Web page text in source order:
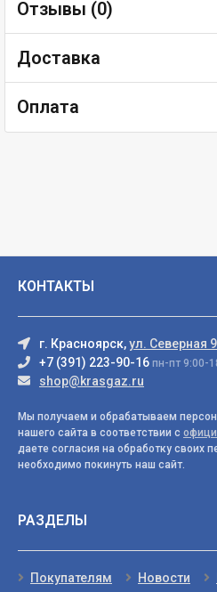
Отзывы (0)
Доставка
Оплата
КОНТАКТЫ
г. Красноярск,ул. Северная
+7 (391) 223-90-16 пн-пт 9:00-
shop@krasgaz.ru
Мы получаем и обрабатываем
нашего сайта в соответствии с
даете согласия на обработку своих
необходимо покинуть наш сайт.
РАЗДЕЛЫ
Покупателям Новости